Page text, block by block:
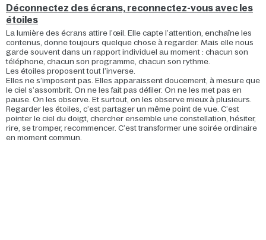
Déconnectez des écrans, reconnectez-vous avec les
étoiles
La lumière des écrans attire l’œil. Elle capte l’attention, enchaîne les
contenus, donne toujours quelque chose à regarder. Mais elle nous
garde souvent dans un rapport individuel au moment : chacun son
téléphone, chacun son programme, chacun son rythme.
Les étoiles proposent tout l’inverse.
Elles ne s’imposent pas. Elles apparaissent doucement, à mesure que
le ciel s’assombrit. On ne les fait pas défiler. On ne les met pas en
pause. On les observe. Et surtout, on les observe mieux à plusieurs.
Regarder les étoiles, c’est partager un même point de vue. C’est
pointer le ciel du doigt, chercher ensemble une constellation, hésiter,
rire, se tromper, recommencer. C’est transformer une soirée ordinaire
en moment commun.